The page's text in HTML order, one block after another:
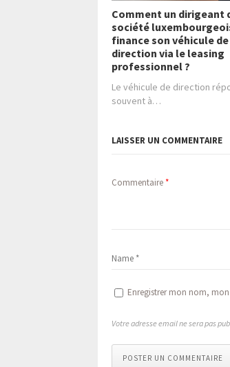
Comment un dirigeant
société
finance son véhicule de
direction via le leasing
professionnel ?
Le véhicule de direction
souvent à…
LAISSER UN COMMENTAIRE
Commentaire*
Enregistrer mon nom,
Votre adresse email ne sera pas
POSTER UN COMMENTAIRE